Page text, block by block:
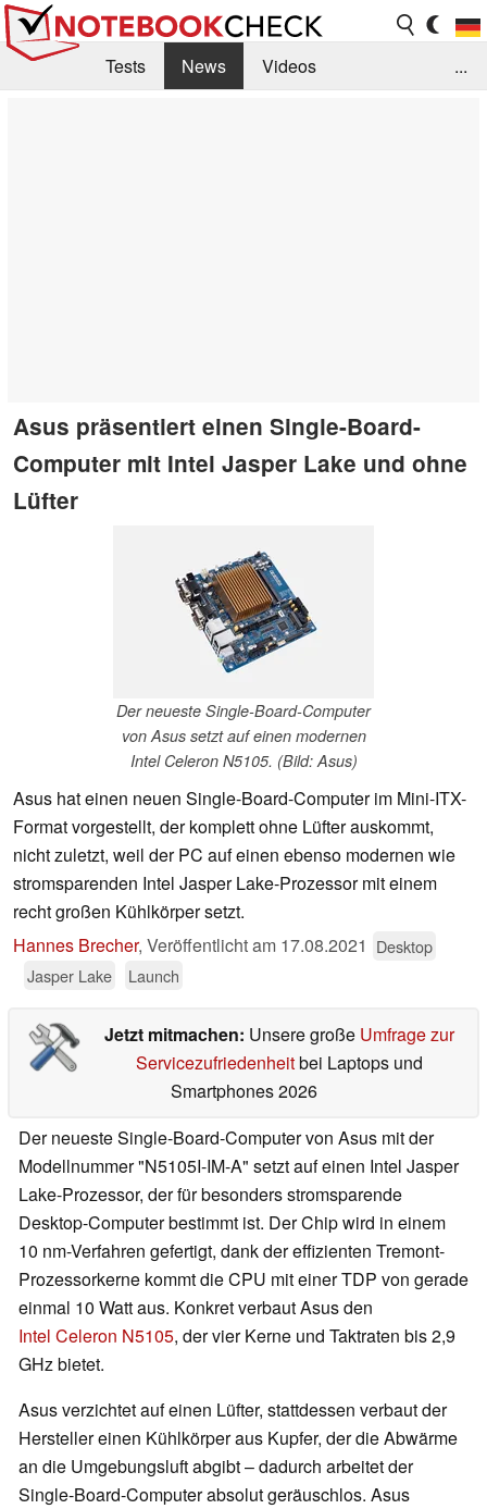
Tests News
Videos
...
Asus präsentiert einen Single-Board-
Computer mit Intel Jasper Lake und ohne
Lüfter
Der neueste Single-Board-Computer
von Asus setzt auf einen modernen
Intel Celeron N5105. (Bild: Asus)
Asus hat einen neuen Single-Board-Computer im Mini-ITX-
Format vorgestellt, der komplett ohne Lüfter auskommt,
nicht zuletzt, weil der PC auf einen ebenso modernen wie
stromsparenden Intel Jasper Lake-Prozessor mit einem
recht großen Kühlkörper setzt.
Hannes Brecher, Veröffentlicht am 17.08.2021 Desktop
Jasper Lake
Launch
Jetzt mitmachen: Unsere große Umfrage zur
Servicezufriedenheitbei Laptops und
Smartphones 2026
Der neueste Single-Board-Computer von Asus mit der
Modellnummer "N5105I-IM-A" setzt auf einen Intel Jasper
Lake-Prozessor, der für besonders stromsparende
Desktop-Computer bestimmt ist. Der Chip wird in einem
10 nm-Verfahren gefertigt, dank der effizienten Tremont-
Prozessorkerne kommt die CPU mit einer TDP von gerade
einmal 10 Watt aus. Konkret verbaut Asus den
Intel Celeron N5105, der vier Kerne und Taktraten bis 2,9
GHz bietet.
Asus verzichtet auf einen Lüfter, stattdessen verbaut der
Hersteller einen Kühlkörper aus Kupfer, der die Abwärme
an die Umgebungsluft abgibt – dadurch arbeitet der
Single-Board-Computer absolut geräuschlos. Asus